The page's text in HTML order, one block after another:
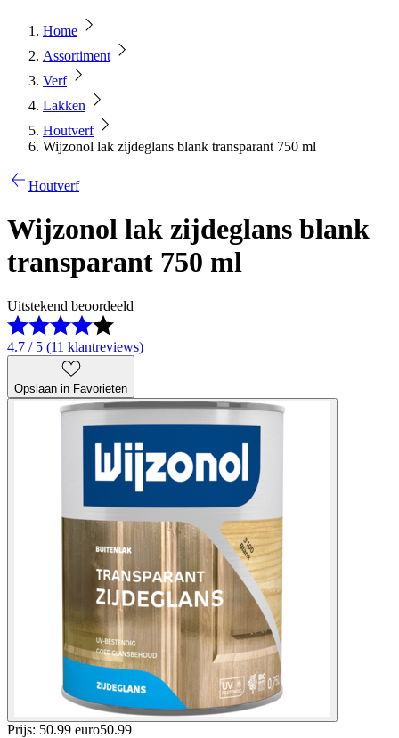
Home
Assortiment
Verf
Lakken
Houtverf
Wijzonol lak zijdeglans blank transparant 750 ml
Houtverf
Wijzonol lak zijdeglans blank
transparant 750 ml
Uitstekend beoordeeld
4.7 / 5 (11 klantreviews)
Opslaan in Favorieten
Prijs: 50.99 euro50.99